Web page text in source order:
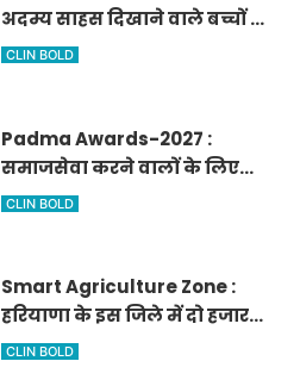
अदम्य साहस दिखाने वाले बच्चों को
मिलेगा प्रधानमंत्री राष्ट्रीय बाल
CLIN BOLD
Padma Awards-2027 :
समाजसेवा करने वालों के लिए
सुनेहरा मौका, गृह मंत्रालय ने
CLIN BOLD
Smart Agriculture Zone :
हरियाणा के इस जिले में दो हजार
एकड़ में बनेगा स्मार्ट एग्रीकल्चर
CLIN BOLD